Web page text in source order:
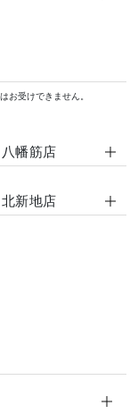
お受けできません。
幡筋店
新地店